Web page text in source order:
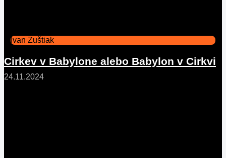
Ivan Zuštiak
Cirkev v Babylone alebo Babylon v Cirkvi
24.11.2024